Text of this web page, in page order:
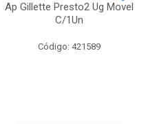
Ap Gillette Presto2 Ug Movel
C/1Un
Código: 421589